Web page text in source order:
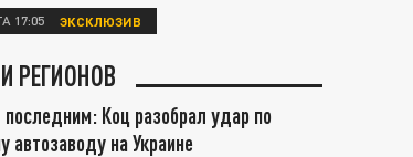
17:05 ЭКСКЛЮЗИВ
РЕГИОНОВ
последним: Коц разобрал удар по
автозаводу на Украине